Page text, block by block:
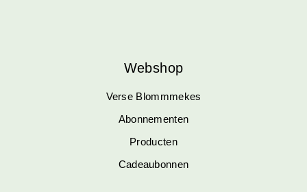
Webshop
Verse Blommmekes
Abonnementen
Producten
Cadeaubonnen